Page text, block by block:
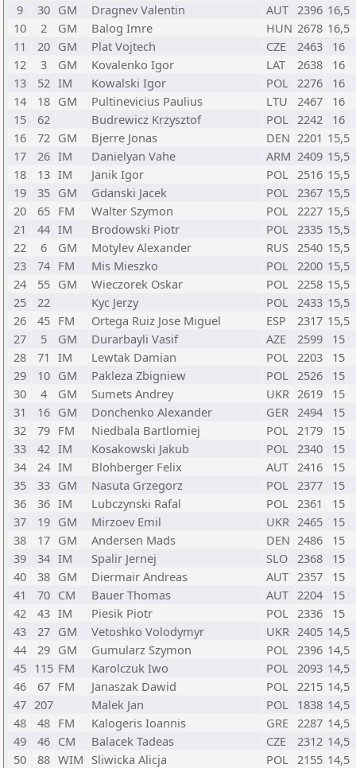
9
30 GM Dragnev Valentin AUT 2396 16,5
10
2 GM Balog Imre HUN 2678 16,5
11
20 GM Plat Vojtech CZE 2463
16
12
3 GM Kovalenko Igor LAT 2638
16
13
52 IM Kowalski Igor POL 2276
16
14
18 GM Pultinevicius Paulius LTU 2467
16
15
62 Budrewicz Krzysztof POL 2242
16
16
72 GM Bjerre Jonas DEN 2201 15,5
17
26 IM Danielyan Vahe ARM 2409 15,5
18
13 IM Janik Igor POL 2516 15,5
19
35 GM Gdanski Jacek POL 2367 15,5
20
65 FM Walter Szymon POL 2227 15,5
21
44 IM Brodowski Piotr POL 2335 15,5
22
6 GM Motylev Alexander RUS 2540 15,5
23
74 FM Mis Mieszko POL 2200 15,5
24
55 GM Wieczorek Oskar POL 2258 15,5
25
22 Kyc Jerzy POL 2433 15,5
26
45 FM Ortega Ruiz Jose Miguel ESP 2317 15,5
27
5 GM Durarbayli Vasif AZE 2599
15
28
71 IM Lewtak Damian POL 2203
15
29
10 GM Pakleza Zbigniew POL 2526
15
30
4 GM Sumets Andrey UKR 2619
15
31
16 GM Donchenko Alexander GER 2494
15
32
79 FM Niedbala Bartlomiej POL 2179
15
33
42 IM Kosakowski Jakub POL 2340
15
34
24 IM Blohberger Felix AUT 2416
15
35
33 GM Nasuta Grzegorz POL 2377
15
36
36 IM Lubczynski Rafal POL 2361
15
37
19 GM Mirzoev Emil UKR 2465
15
38
17 GM Andersen Mads DEN 2486
15
39
34 IM Spalir Jernej SLO 2368
15
40
38 GM Diermair Andreas AUT 2357
15
41
70 CM Bauer Thomas AUT 2204
15
42
43 IM Piesik Piotr POL 2336
15
43
27 GM Vetoshko Volodymyr UKR 2405 14,5
44
29 GM Gumularz Szymon POL 2396 14,5
45 115 FM Karolczuk Iwo POL 2093 14,5
46
67 FM Janaszak Dawid POL 2215 14,5
47 207 Malek Jan POL 1838 14,5
48
48 FM Kalogeris Ioannis GRE 2287 14,5
49
46 CM Balacek Tadeas CZE 2312 14,5
50
88 WIM Sliwicka Alicja POL 2155 14,5